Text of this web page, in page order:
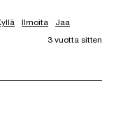
Ilmoita
Jaa
3 vuotta sitten